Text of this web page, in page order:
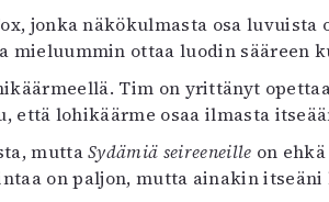
jonka näkökulmasta osa
mieluummin ottaa luodin sääreen
Tim on yrittänyt
että lohikäärme osaa ilmasta
muttaSydämiä seireeneille on
on paljon, mutta ainakin